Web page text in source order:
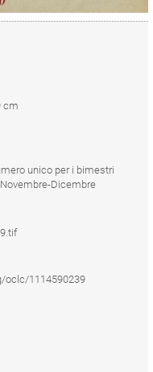
cm
unico per i bimestri
Dicembre
oclc/1114590239